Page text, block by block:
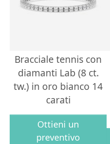
Bracciale tennis con
diamanti Lab (8 ct.
tw.) in oro bianco 14
carati
Ottieni un
preventivo